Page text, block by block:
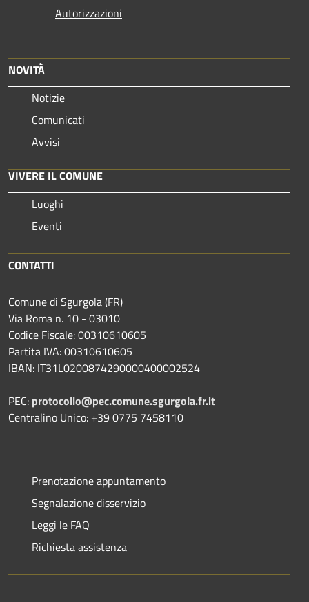
Autorizzazioni
NOVITÀ
Notizie
Comunicati
Avvisi
VIVERE IL COMUNE
Luoghi
Eventi
CONTATTI
Comune di Sgurgola (FR)
Via Roma n. 10 - 03010
Codice Fiscale: 00310610605
Partita IVA: 00310610605
IBAN: IT31L0200874290000400002524
PEC: protocollo@pec.comune.sgurgola.fr.it
Centralino Unico: +39 0775 7458110
Prenotazione appuntamento
Segnalazione disservizio
Leggi le FAQ
Richiesta assistenza